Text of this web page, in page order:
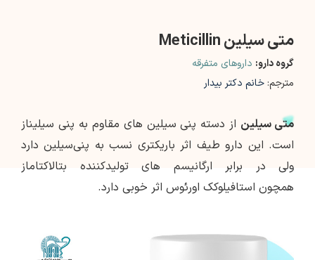
متی سیلین Meticillin
گروه دارو: داروهای متفرقه
مترجم: خانم دکتر بیدار
متی سیلین از دسته پنی سیلین های مقاوم به پنی سیلیناز
است. این دارو طیف اثر باریکتری نسب به پنی‌سیلین دارد
ولی در برابر ارگانیسم های تولیدکننده بتالاکتاماز
همچون استافیلوکک اورئوس اثر خوبی دارد.